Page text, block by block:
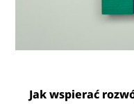
Jak wspierać